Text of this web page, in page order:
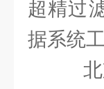
超精过
据系统
北